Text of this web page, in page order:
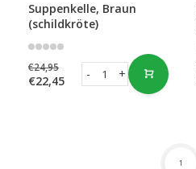
Suppenkelle, Braun
(schildkröte)
€24,95
€22,45 +
-
1